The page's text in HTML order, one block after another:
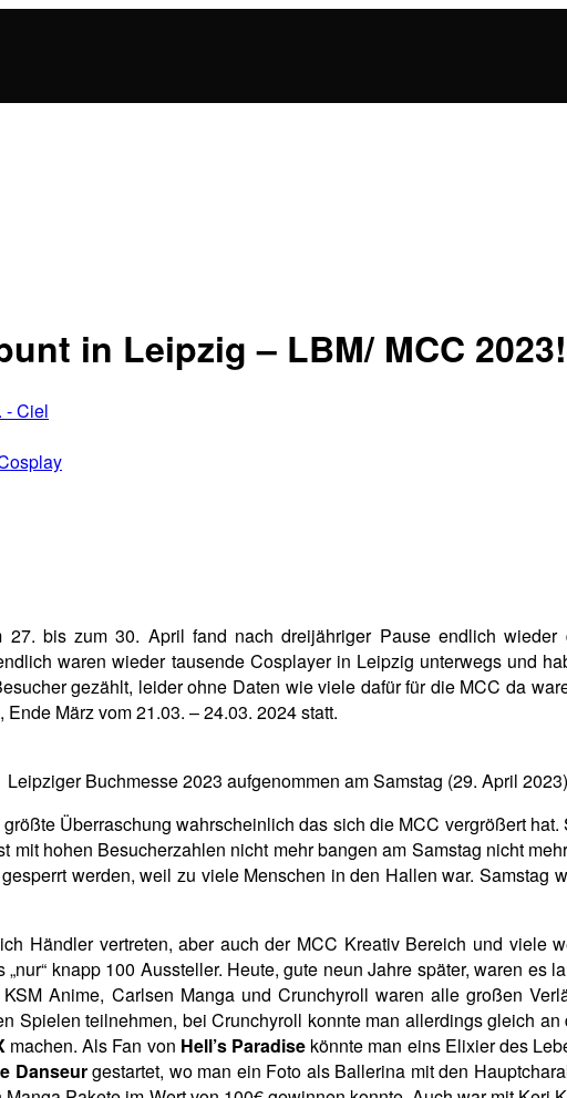
in Leipzig – LBM/ MCC 2023!
- Ciel
bis zum 30. April fand nach dreijähriger Pause endlich
waren wieder tausende Cosplayer in Leipzig unterwegs und
gezählt, leider ohne Daten wie viele dafür für die MCC da
März vom 21.03. – 24.03. 2024 statt.
Leipziger Buchmesse 2023 aufgenommen am Samstag (29. April
Überraschung wahrscheinlich das sich die MCC vergrößert
mit hohen Besucherzahlen nicht mehr bangen am Samstag nicht
werden, weil zu viele Menschen in den Hallen war.
Händler vertreten, aber auch der MCC Kreativ Bereich und
knapp 100 Aussteller. Heute, gute neun Jahre später, waren
Anime, Carlsen Manga und Crunchyroll waren alle großen
Spielen teilnehmen, bei Crunchyroll konnte man allerdings gleich
machen. Als Fan von Hell’s Paradise könnte man eins Elixier des
Danseurgestartet, wo man ein Foto als Ballerina mit den